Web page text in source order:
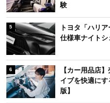
験
5
トヨタ「ハリ
仕様車ナイト
6
【カー用品店
イブを快適に
版】